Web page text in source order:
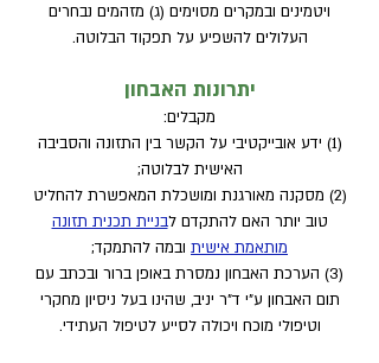
ויטמינים ובמקרים מסוימים (ג) מזהמים נבחרים
העלולים להשפיע על תפקוד הבלוטה.
יתרונות האבחון
מקבלים:
(1) ידע אובייקטיבי על הקשר בין התזונה והסביבה
האישית לבלוטה;
(2) מסקנה מאורגנת ומושכלת המאפשרת להחליט
טוב יותר האם להתקדם לבניית תכנית תזונה
מותאמת אישית ובמה להתמקד;
(3) הערכת האבחון נמסרת באופן ברור ובכתב עם
תום האבחון ע"י ד"ר יניב, שהינו בעל ניסיון מחקרי
וטיפולי מוכח ויכולה לסייע לטיפול העתידי.